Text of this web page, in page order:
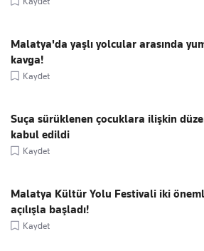
Malatya'da yaşlı yolcular arasında
kavga!
Kaydet
Suça sürüklenen çocuklara ilişkin
kabul edildi
Kaydet
Malatya Kültür Yolu Festivali iki
açılışla başladı!
Kaydet